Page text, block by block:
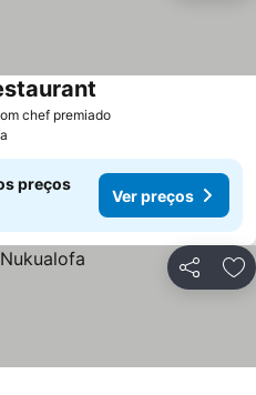
chef premiadoVer preços
preços
Ver preços
Partilhar